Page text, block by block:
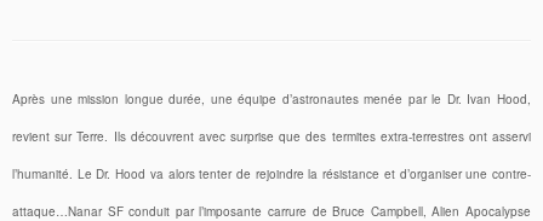
Après une mission longue durée, une équipe d’astronautes menée par le Dr. Ivan Hood,
revient sur Terre. Ils découvrent avec surprise que des termites extra-terrestres ont asservi
l’humanité. Le Dr. Hood va alors tenter de rejoindre la résistance et d’organiser une contre-
attaque…Nanar SF conduit par l’imposante carrure de Bruce Campbell, Alien Apocalypse